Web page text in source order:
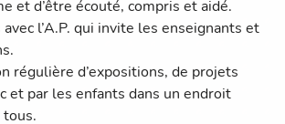
et d’être écouté, compris et aidé.
avec l’A.P. qui invite les enseignants et
régulière d’expositions, de projets
et par les enfants dans un endroit
tous.